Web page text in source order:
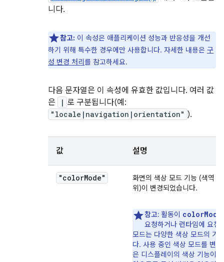
니다.
참고: 이 속성은 애플리케이션 성능과 반응성을 개선
하기 위해 특수한 경우에만 사용합니다. 자세한 내용은 구
성 변경 처리를 참고하세요.
다음 문자열은 이 속성에 유효한 값입니다. 여러 값
은
| 로 구분됩니다(예:
"locale|navigation|orientation" ).
값 설명
"colorMode"
화면의 색상 모드 기능 (색역
위)이 변경되었습니다.
참고: 활동이 colorMode
요청하거나 런타임에 요청
모드는 다양한 색상 모드의 기
다. 사용 중인 색상 모드를 변
은 디스플레이의 색상 기능이